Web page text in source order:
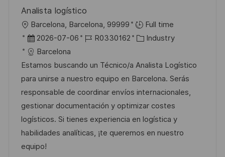
h
u
n
g
e
r
ö
f
f
e
n
t
l
i
c
Analista logístico
O
r
t
Barcelona, Barcelona, 99999
Full time
D
a
t
u
m
d
e
r
V
2026-07-06
J
b
-
I
D
R0330162
K
t
e
g
o
r
i
Industry
Barcelona
Estamos buscando un Técnico/a Analista Logístico
para unirse a nuestro equipo en Barcelona. Serás
responsable de coordinar envíos internacionales,
gestionar documentación y optimizar costes
logísticos. Si tienes experiencia en logística y
habilidades analíticas, ¡te queremos en nuestro
equipo!